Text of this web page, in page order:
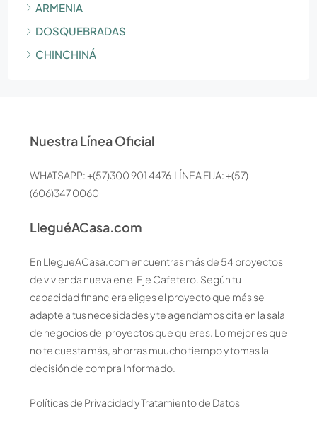
ARMENIA
DOSQUEBRADAS
CHINCHINÁ
Nuestra Línea Oficial
WHATSAPP: +(57)300 901 4476 LÍNEA FIJA: +(57)
(606)347 0060
LleguéACasa.com
En LlegueACasa.com encuentras más de 54 proyectos
de vivienda nueva en el Eje Cafetero. Según tu
capacidad financiera eliges el proyecto que más se
adapte a tus necesidades y te agendamos cita en la sala
de negocios del proyectos que quieres. Lo mejor es que
no te cuesta más, ahorras muucho tiempo y tomas la
decisión de compra Informado.
Políticas de Privacidad y Tratamiento de Datos